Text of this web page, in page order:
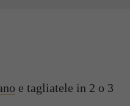
e tagliatele in 2 o 3